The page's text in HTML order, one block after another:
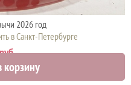
2026 год
в Санкт-Петербурге
корзину